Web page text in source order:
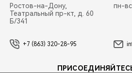
Ростов-на-Дону,
Театральный пр-кт, д. 60
Б/341
пн-
+7 (863) 320-28-95